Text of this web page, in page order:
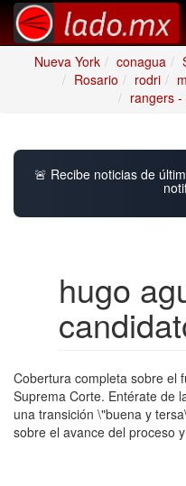
Nueva York
conagua
Rosario
rodri
rangers
🚨 Recibe noticias de
hugo
Cobertura completa sobre el
Suprema Corte. Entérate de
una transición \"buena y
sobre el avance del proceso